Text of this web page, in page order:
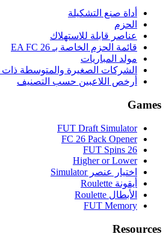
أداة صنع التشكيلة
الحزم
عناصر قابلة للاستهلاك
قائمة الحزم الخاصة بـ EA FC 26
مولد المباريات
الشركات الصغيرة والمتوسطة ذات
أرخص اللاعبين حسب التصنيف
Games
FUT Draft Simulator
FC 26 Pack Opener
FUT Spins 26
Higher or Lower
اختيار عنصر Simulator
أيقونة Roulette
الأبطال Roulette
FUT Memory
Resources